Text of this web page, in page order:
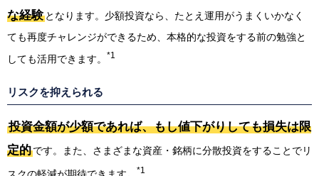
な経験 となります。少額投資なら、たとえ運用がうまくいかなく
ても再度チャレンジができるため、本格的な投資をする前の勉強と
しても活用できます。
*1
リスクを抑えられる
投資金額が少額であれば、もし値下がりしても損失は限
定的です。また、さまざまな資産・銘柄に分散投資をすることでリ
スクの軽減が期待できます。 *1